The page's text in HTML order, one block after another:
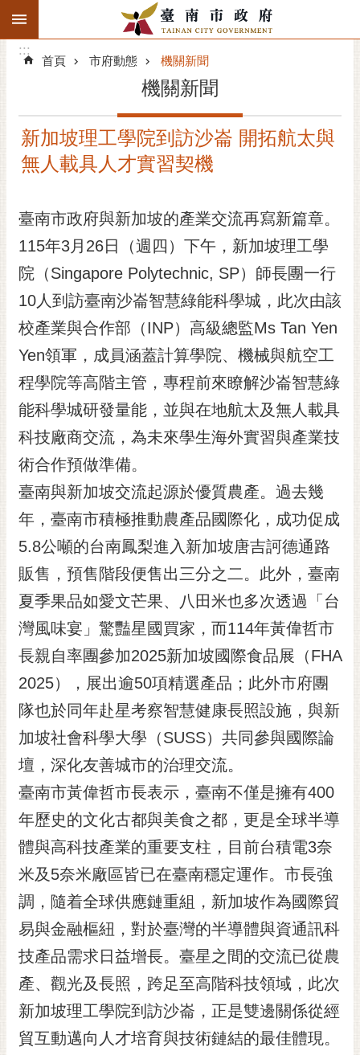
跳到主要內容區塊
搜
階
精彩府城
市府團隊
主題服務
市政資訊
市民互動
黃
偉
哲
螢
光
花
桐
花
祭
網
站
導
覽
訂
閱
RSS
訂
閱
電
子
報
市
民
信
箱
English
日
本
語
:::
:::
首頁 市府動態 機關新聞
機關新聞
新加坡理工學院到訪沙崙 開拓航太與
無人載具人才實習契機
臺南市政府與新加坡的產業交流再寫新篇章。
115年3月26日（週四）下午，新加坡理工學
院（Singapore Polytechnic, SP）師長團一行
10人到訪臺南沙崙智慧綠能科學城，此次由該
校產業與合作部（INP）高級總監Ms Tan Yen
Yen領軍，成員涵蓋計算學院、機械與航空工
程學院等高階主管，專程前來瞭解沙崙智慧綠
能科學城研發量能，並與在地航太及無人載具
科技廠商交流，為未來學生海外實習與產業技
術合作預做準備。
臺南與新加坡交流起源於優質農產。過去幾
年，臺南市積極推動農產品國際化，成功促成
5.8公噸的台南鳳梨進入新加坡唐吉訶德通路
販售，預售階段便售出三分之二。此外，臺南
夏季果品如愛文芒果、八田米也多次透過「台
灣風味宴」驚豔星國買家，而114年黃偉哲市
長親自率團參加2025新加坡國際食品展（FHA
2025），展出逾50項精選產品；此外市府團
隊也於同年赴星考察智慧健康長照設施，與新
加坡社會科學大學（SUSS）共同參與國際論
壇，深化友善城市的治理交流。
臺南市黃偉哲市長表示，臺南不僅是擁有400
年歷史的文化古都與美食之都，更是全球半導
體與高科技產業的重要支柱，目前台積電3奈
米及5奈米廠區皆已在臺南穩定運作。市長強
調，隨着全球供應鏈重組，新加坡作為國際貿
易與金融樞紐，對於臺灣的半導體與資通訊科
技產品需求日益增長。臺星之間的交流已從農
產、觀光及長照，跨足至高階科技領域，此次
新加坡理工學院到訪沙崙，正是雙邊關係從經
貿互動邁向人才培育與技術鏈結的最佳體現。